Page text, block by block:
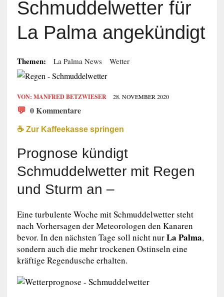
Schmuddelwetter für
La Palma angekündigt
Themen: La Palma News Wetter
VON: MANFRED BETZWIESER 28. NOVEMBER 2020
💬 0 Kommentare
☕️ Zur Kaffeekasse springen
Prognose kündigt
Schmuddelwetter mit Regen
und Sturm an –
Eine turbulente Woche mit Schmuddelwetter steht
nach Vorhersagen der Meteorologen den Kanaren
bevor. In den nächsten Tage soll nicht nurLa Palma,
sondern auch die mehr trockenen Ostinseln eine
kräftige Regendusche erhalten.